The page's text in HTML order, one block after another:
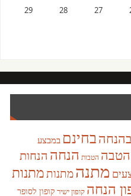
27
28
29
בהנחהבחינם במבצע
הטבה הטבות הנחה הנחות
מתנהמתנותמתנות
הנחה קופון ישיר קופון לסופר